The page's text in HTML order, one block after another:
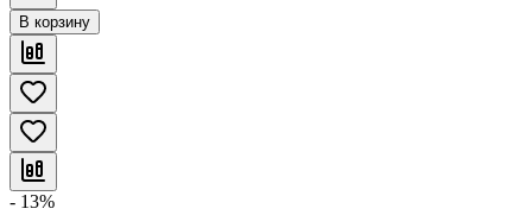
В корзину
- 13%